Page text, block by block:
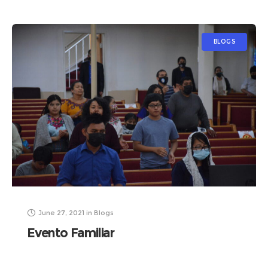
BLOGS
June 27, 2021 in Blogs
Evento Familiar